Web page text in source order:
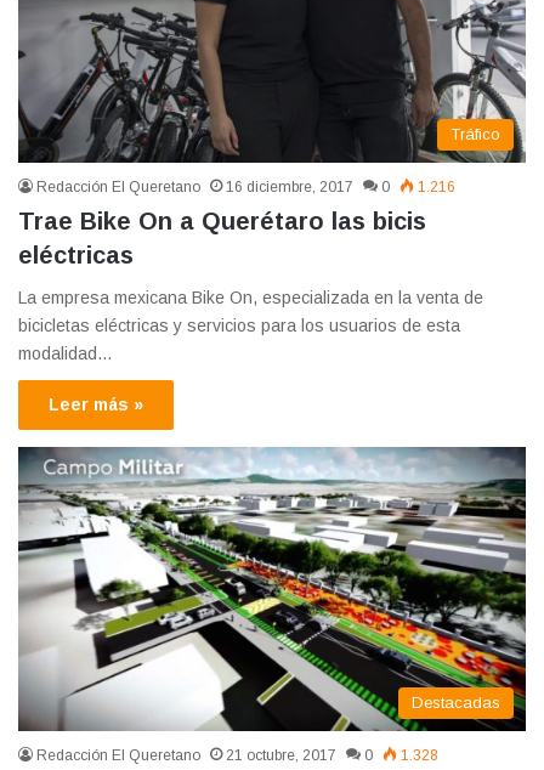
Tráfico
Redacción El Queretano 16 diciembre, 2017 0 1.216
Trae Bike On a Querétaro las bicis
eléctricas
La empresa mexicana Bike On, especializada en la venta de
bicicletas eléctricas y servicios para los usuarios de esta
modalidad…
Leer más »
Destacadas
Redacción El Queretano 21 octubre, 2017 0 1.328